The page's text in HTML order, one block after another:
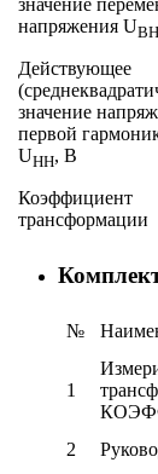
значение
напряжения UВН
Действующее
значение
первой
UНН, В
Коэффициент
трансформации
№
1
2